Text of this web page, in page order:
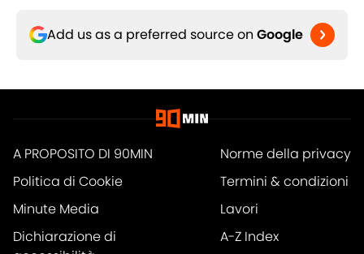
Add us as a preferred source on Google
A PROPOSITO DI 90MIN
Norme della privacy
Politica di Cookie
Termini & condizioni
Minute Media
Lavori
Dichiarazione di
A-Z Index